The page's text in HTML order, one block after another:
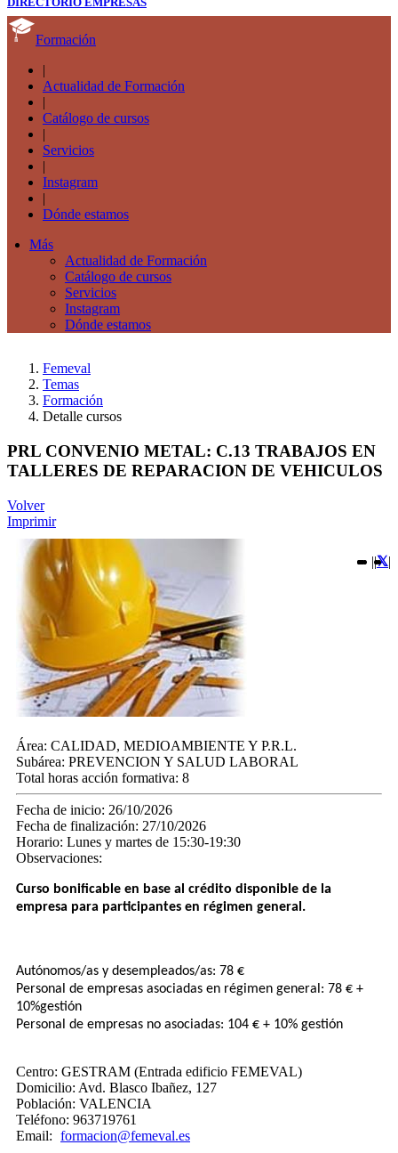
Formación
|
Actualidad de Formación
|
Catálogo de cursos
|
Servicios
|
Instagram
|
Dónde estamos
Más
Actualidad de Formación
Catálogo de cursos
Servicios
Instagram
Dónde estamos
Femeval
Temas
Formación
Detalle cursos
PRL CONVENIO METAL: C.13 TRABAJOS EN
TALLERES DE REPARACION DE VEHICULOS
Volver
Imprimir
|| |
Área: CALIDAD, MEDIOAMBIENTE Y P.R.L.
Subárea: PREVENCION Y SALUD LABORAL
Total horas acción formativa: 8
Fecha de inicio: 26/10/2026
Fecha de finalización: 27/10/2026
Horario: Lunes y martes de 15:30-19:30
Observaciones:
Curso bonificable en base al crédito disponible de la
empresa para participantes en régimen general.
Autónomos/as y desempleados/as: 78 €
Personal de empresas asociadas en régimen general: 78 € +
10%​gestión​
Personal de empresas no asociadas: 104 € + 10% gestión
Centro: GESTRAM (Entrada edificio FEMEVAL)
Domicilio: Avd. Blasco Ibañez, 127
Población: VALENCIA
Teléfono: 963719761
Email: formacion@femeval.es